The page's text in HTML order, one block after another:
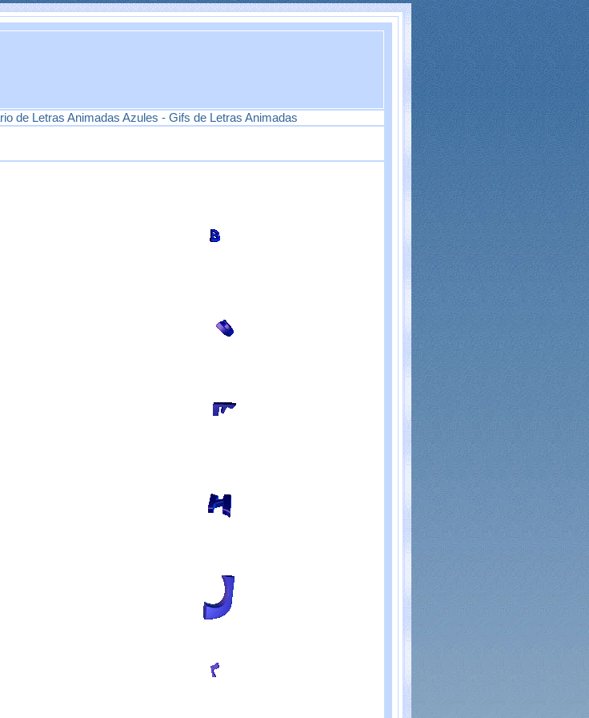
de Letras Animadas Azules - Gifs de Letras Animadas